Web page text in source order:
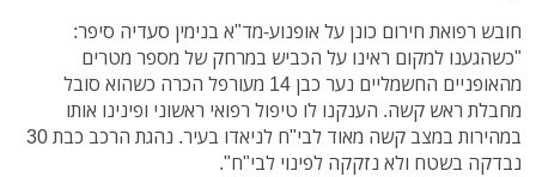
חובש רפואת חירום כונן על אופנוע-מד"א בנימין סעדיה סיפר:
"כשהגענו למקום ראינו על הכביש במרחק של מספר מטרים
מהאופניים החשמליים נער כבן 14 מעורפל הכרה כשהוא סובל
מחבלת ראש קשה. הענקנו לו טיפול רפואי ראשוני ופינינו אותו
במהירות במצב קשה מאוד לבי"ח לניאדו בעיר. נהגת הרכב כבת 30
נבדקה בשטח ולא נזקקה לפינוי לבי"ח".